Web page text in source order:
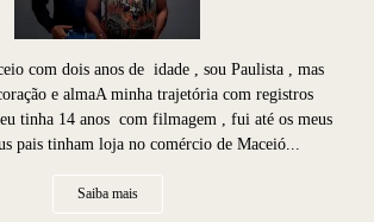
com dois anos de idade , sou Paulista , mas
e almaA minha trajetória com registros
tinha 14 anos com filmagem , fui até os meus
pais tinham loja no comércio de Maceió...
Saiba mais